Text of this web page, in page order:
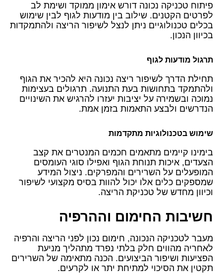
פיתוח טכניקה נכונה דורש אימון ממוקד ושימת לב
לפרטים הקטנים. שילוב בין מודעות לגוף לבין שימוש
בכלים טכנולוגיים ניתן לנצל לשיפור הריצה ולהתמקדות
בכיוון הנכון.
תרגול מודעות לגוף
תחילת הדרך לשיפור ריצה נכונה היא להכיר את הגוף
ולהתמקד בתחושות בעת התנועה. תרגולים בעצימות
נמוכה ובשמירה על יציבות יעזרו להרגיש את השינויים
הנדרשים ולבצע התאמות בזמן אמת.
שימוש בטכנולוגיות מתקדמות
בימינו קיימים מתאמים חכמים המנטרים את קצב
הצעדים, איכות תנוחת הגוף ואפילו סוגי העומסים
המופעלים על השרירים והמפרקים. ניצול המידע
שמספקים כלים אלו יכול להוות בסיס מקצועי לשיפור
וכיוון מחדש של טכניקת הריצה.
חשיבות החימום וההרפיה
מעבר לטכניקה הנכונה, חימום נכון לפני הריצה והרפיה
לאחריה מהווים חלק בלתי נפרד מתהליך מניעת
הפציעות ושיפור הביצועים. הכנה מתאימה של השרירים
תקטין את הסיכוי למתיחת יתר או לקרעים.